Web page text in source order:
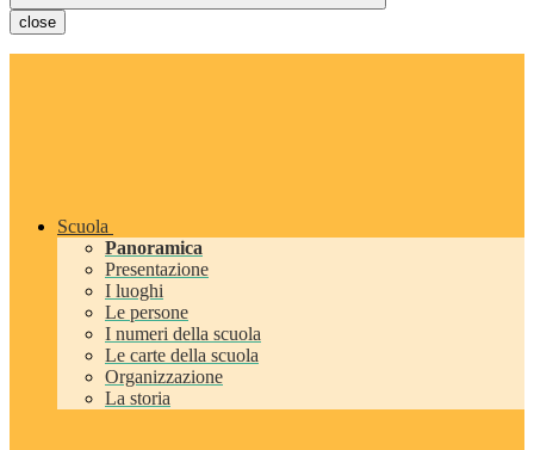
close
Scuola
Panoramica
Presentazione
I luoghi
Le persone
I numeri della scuola
Le carte della scuola
Organizzazione
La storia